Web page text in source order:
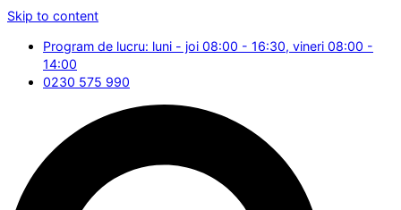
Skip to content
Program de lucru: luni - joi 08:00 - 16:30, vineri 08:00 -
14:00
0230 575 990